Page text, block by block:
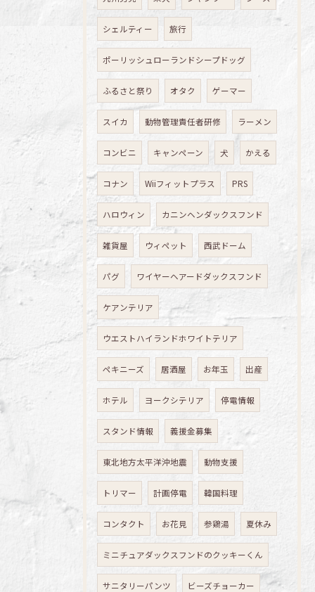
シェルティー 旅行
ポーリッシュローランドシープドッグ
ふるさと祭り オタク ゲーマー
スイカ 動物管理責任者研修 ラーメン
コンビニ キャンペーン 犬 かえる
コナン Wiiフィットプラス PRS
ハロウィン カニンヘンダックスフンド
雑貨屋 ウィペット 西武ドーム
パグ ワイヤーヘアードダックスフンド
ケアンテリア
ウエストハイランドホワイトテリア
ペキニーズ 居酒屋 お年玉 出産
ホテル ヨークシテリア 停電情報
スタンド情報 義援金募集
東北地方太平洋沖地震 動物支援
トリマー 計画停電 韓国料理
コンタクト お花見 参鶏湯 夏休み
ミニチュアダックスフンドのクッキーくん
サニタリーパンツ ビーズチョーカー